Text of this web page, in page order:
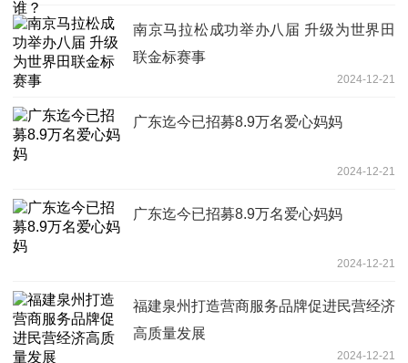
南京马拉松成功举办八届 升级为世界田
联金标赛事
2024-12-21
广东迄今已招募8.9万名爱心妈妈
2024-12-21
广东迄今已招募8.9万名爱心妈妈
2024-12-21
福建泉州打造营商服务品牌促进民营经济
高质量发展
2024-12-21